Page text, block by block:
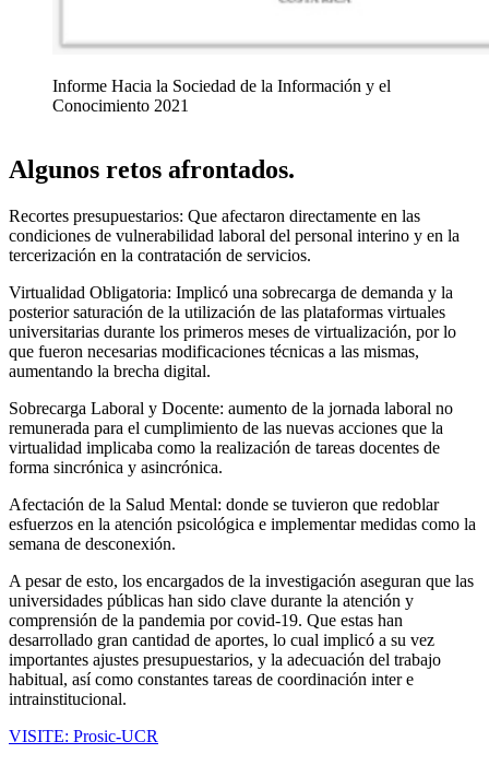
Informe Hacia la Sociedad de la Información y el
Conocimiento 2021
Algunos retos afrontados.
Recortes presupuestarios: Que afectaron directamente en las
condiciones de vulnerabilidad laboral del personal interino y en la
tercerización en la contratación de servicios.
Virtualidad Obligatoria: Implicó una sobrecarga de demanda y la
posterior saturación de la utilización de las plataformas virtuales
universitarias durante los primeros meses de virtualización, por lo
que fueron necesarias modificaciones técnicas a las mismas,
aumentando la brecha digital.
Sobrecarga Laboral y Docente: aumento de la jornada laboral no
remunerada para el cumplimiento de las nuevas acciones que la
virtualidad implicaba como la realización de tareas docentes de
forma sincrónica y asincrónica.
Afectación de la Salud Mental: donde se tuvieron que redoblar
esfuerzos en la atención psicológica e implementar medidas como la
semana de desconexión.
A pesar de esto, los encargados de la investigación aseguran que las
universidades públicas han sido clave durante la atención y
comprensión de la pandemia por covid-19. Que estas han
desarrollado gran cantidad de aportes, lo cual implicó a su vez
importantes ajustes presupuestarios, y la adecuación del trabajo
habitual, así como constantes tareas de coordinación inter e
intrainstitucional.
VISITE: Prosic-UCR